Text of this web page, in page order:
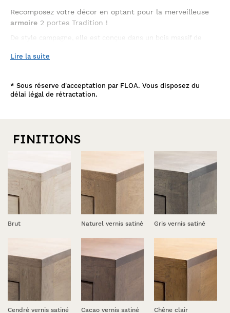
Recomposez votre décor en optant pour la merveilleuse
armoire 2 portes Tradition !
De style campagne, elle est conçue dans un bois massif de
Ses belles proportions lui permettent d'accueillir aisément
parfaitement dans chaque décor. De dimensions 100x50x183 cm,
vous en habillerez votre chambre ou dressing d'inspiration
Lire la suite
* Sous réserve d'acceptation par FLOA. Vous disposez du
délai légal de rétractation.
FINITIONS
Brut Naturel vernis satiné Gris vernis satiné
Cendré vernis satiné Cacao vernis satiné Chêne clair